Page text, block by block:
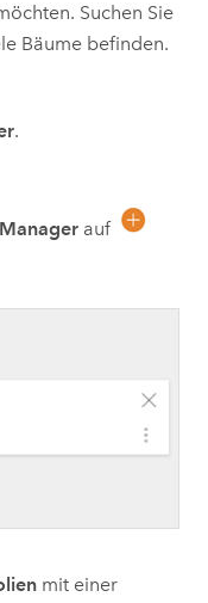
Suchen Sie
Bäume befinden.
.
auf
mit einer